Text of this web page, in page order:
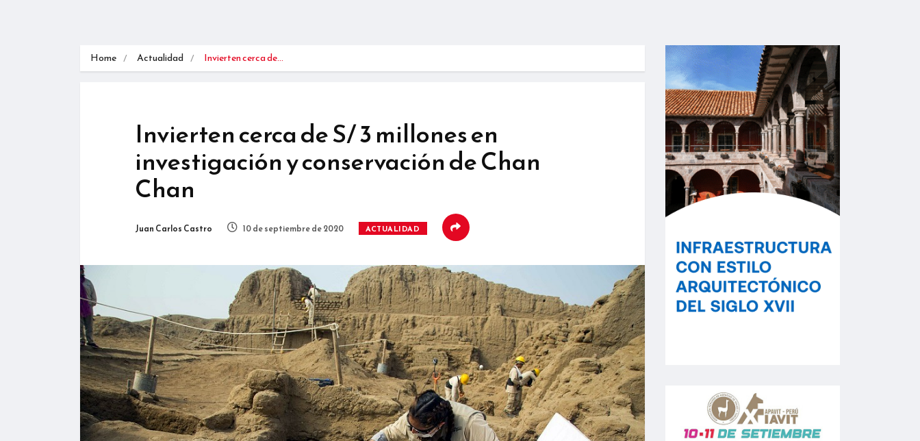
Home Actualidad Invierten cerca de…
Invierten cerca de S/ 3 millones en
investigación y conservación de Chan
Chan
Juan Carlos Castro 10 de septiembre de 2020 ACTUALIDAD